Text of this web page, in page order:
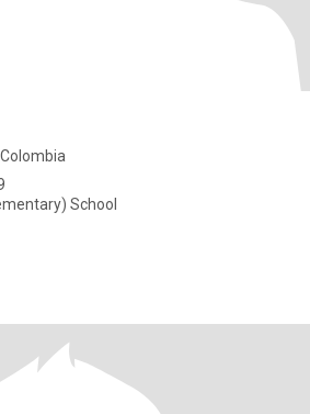
School